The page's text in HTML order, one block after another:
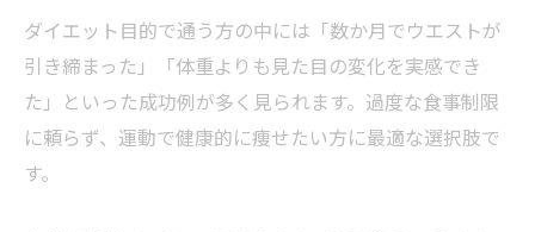
ダイエット目的で通う方の中には「数か月でウエストが
引き締まった」「体重よりも見た目の変化を実感でき
た」といった成功例が多く見られます。過度な食事制限
に頼らず、運動で健康的に痩せたい方に最適な選択肢で
す。